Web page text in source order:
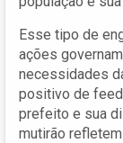
Esse tipo de
ações
necessidades
positivo de
prefeito e sua
mutirão